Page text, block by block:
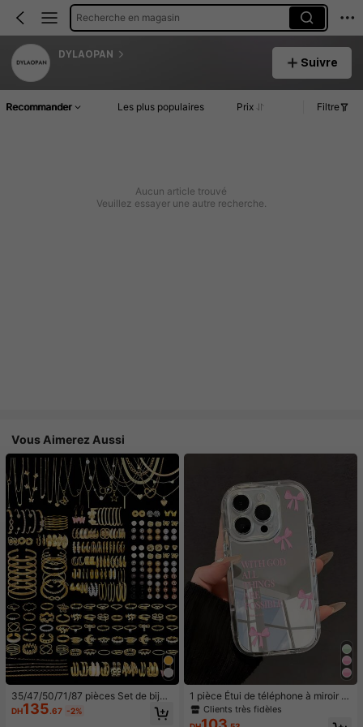
Recherche en magasin
DYLAOPAN
Suivre
Recommander Les plus populaires Prix Filtre
Aucun article trouvé
Veuillez essayer une autre recherche.
Vous Aimerez Aussi
35/47/50/71/87 pièces Set de bijou
x style bohème, comprenant des bo
ucles d'oreilles, colliers, bagues, br
DH135.67 -2%
1 pièce Étui de téléphone à miroir ro
se minimaliste, style fille avec motif
nœud papillon, slogan religieux. Étu
Clients très fidèles